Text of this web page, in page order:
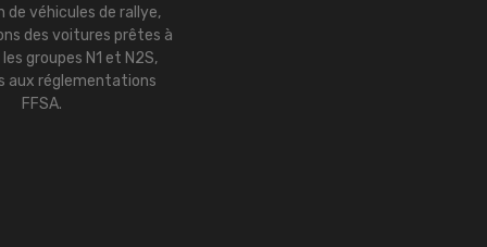
de véhicules de rallye,
des voitures prêtes à
groupes N1 et N2S,
aux réglementations
FFSA.